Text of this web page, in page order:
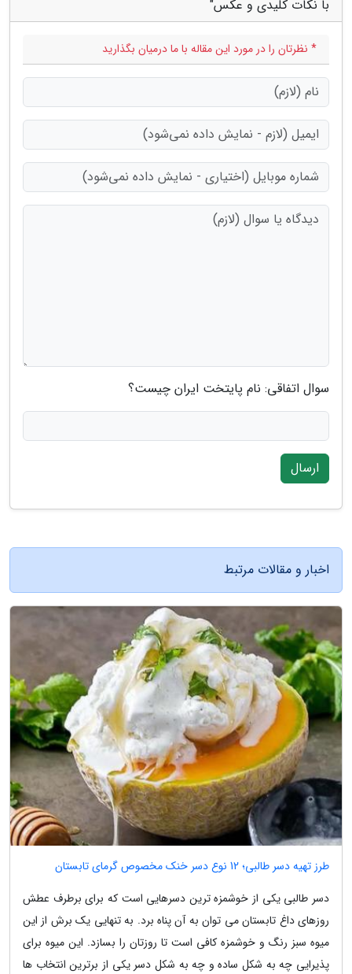
با نکات کلیدی و عکس"
* نظرتان را در مورد این مقاله با ما درمیان بگذارید
سوال اتفاقی: نام پایتخت ایران چیست؟
ارسال
اخبار و مقالات مرتبط
طرز تهیه دسر طالبی؛ 12 نوع دسر خنک مخصوص گرمای تابستان
دسر طالبی یکی از خوشمزه ترین دسرهایی است که برای برطرف عطش
روزهای داغ تابستان می توان به آن پناه برد. به تنهایی یک برش از این
میوه سبز رنگ و خوشمزه کافی است تا روزتان را بسازد. این میوه برای
پذیرایی چه به شکل ساده و چه به شکل دسر یکی از برترین انتخاب ها